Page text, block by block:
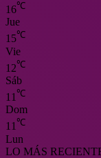
16℃
Jue
15℃
Vie
12℃
Sáb
11 ℃
Dom
11℃
Lun
LO MÁS